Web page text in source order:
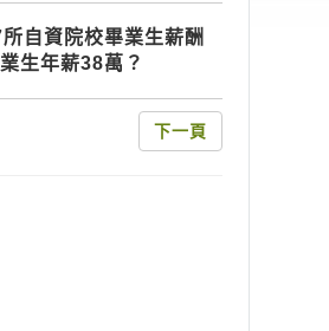
自資院校畢業生薪酬
生年薪38萬？
下一頁